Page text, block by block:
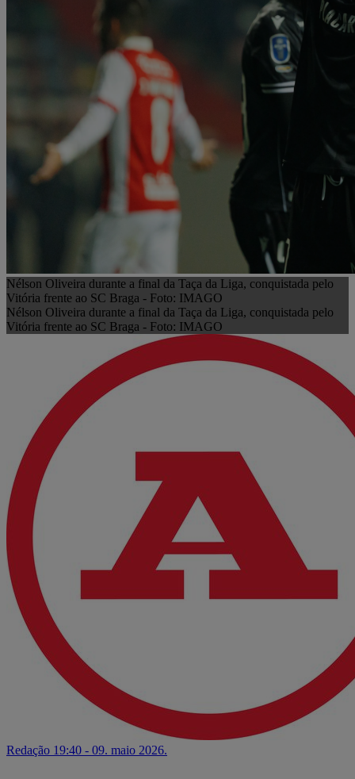
Nélson Oliveira durante a final da Taça da Liga, conquistada pelo
Vitória frente ao SC Braga - Foto: IMAGO
Nélson Oliveira durante a final da Taça da Liga, conquistada pelo
Vitória frente ao SC Braga - Foto: IMAGO
Redação 19:40 - 09. maio 2026.